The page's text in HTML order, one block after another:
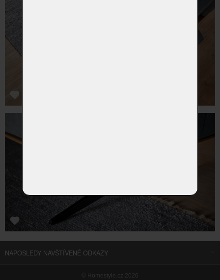
NAPOSLEDY NAVŠTÍVENÉ ODKAZY
Homestyle.cz 2026